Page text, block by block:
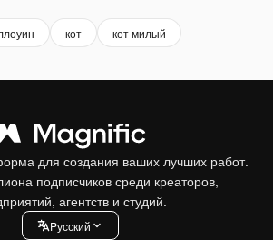
кот кот милый
для создания ваших лучших работ.
подписчиков среди креаторов,
агентств и студий.
Pусский